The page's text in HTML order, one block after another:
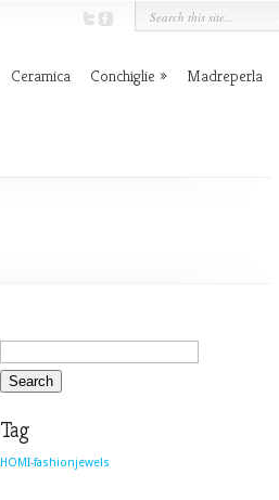
Ceramica Conchiglie Madreperla
Tag
HOMI-fashionjewels